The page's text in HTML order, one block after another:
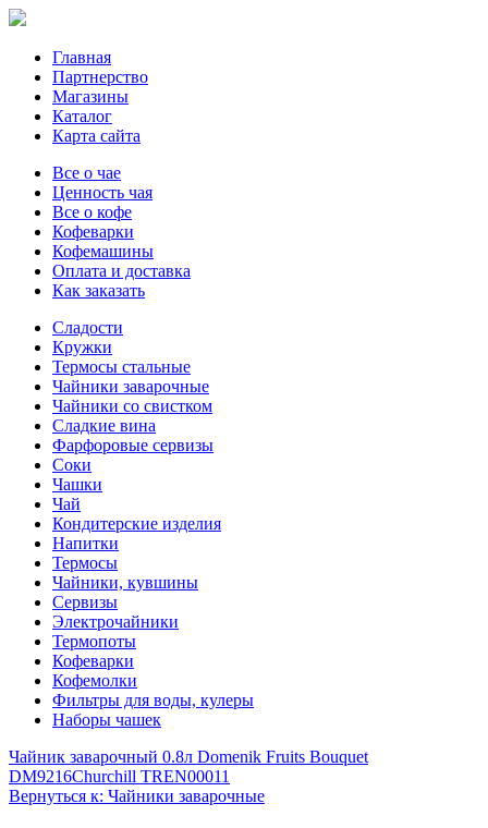
Главная
Партнерство
Магазины
Каталог
Карта сайта
Все о чае
Ценность чая
Все о кофе
Кофеварки
Кофемашины
Оплата и доставка
Как заказать
Сладости
Кружки
Термосы стальные
Чайники заварочные
Чайники со свистком
Сладкие вина
Фарфоровые сервизы
Соки
Чашки
Чай
Кондитерские изделия
Напитки
Термосы
Чайники, кувшины
Сервизы
Электрочайники
Термопоты
Кофеварки
Кофемолки
Фильтры для воды, кулеры
Наборы чашек
Чайник заварочный 0.8л Domenik Fruits Bouquet
DM9216Churchill TREN00011
Вернуться к: Чайники заварочные